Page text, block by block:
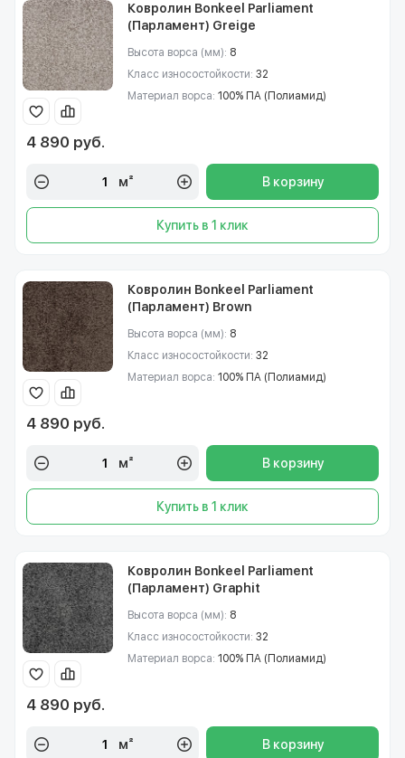
Ковролин Bonkeel Parliament
(Парламент) Greige
Высота ворса (мм): 8
Класс износостойкости: 32
Материал ворса: 100% ПА (Полиамид)
4 890 руб.
м² В корзину
Купить в 1 клик
Ковролин Bonkeel Parliament
(Парламент) Brown
Высота ворса (мм): 8
Класс износостойкости: 32
Материал ворса: 100% ПА (Полиамид)
4 890 руб.
м² В корзину
Купить в 1 клик
Ковролин Bonkeel Parliament
(Парламент) Graphit
Высота ворса (мм): 8
Класс износостойкости: 32
Материал ворса: 100% ПА (Полиамид)
4 890 руб.
м² В корзину